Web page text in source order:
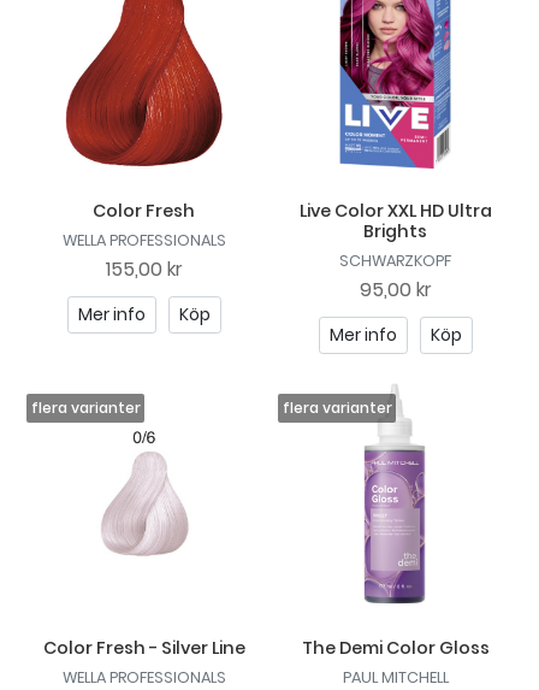
Color Fresh
WELLA PROFESSIONALS
155,00 kr
Mer info Köp
Live Color XXL HD Ultra
Brights
SCHWARZKOPF
95,00 kr
Mer info Köp
Color Fresh - Silver Line
WELLA PROFESSIONALS
The Demi Color Gloss
PAUL MITCHELL